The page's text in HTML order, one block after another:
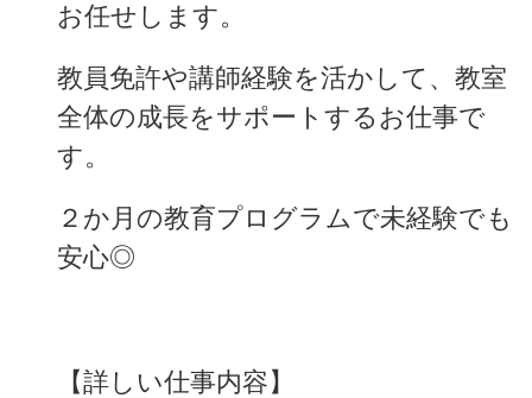
お任せします。
教員免許や講師経験を活かして、教室
全体の成長をサポートするお仕事で
す。
２か月の教育プログラムで未経験でも
安心◎
【詳しい仕事内容】